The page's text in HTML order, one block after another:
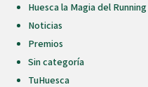
Huesca la Magia del Running
Noticias
Premios
Sin categoría
TuHuesca